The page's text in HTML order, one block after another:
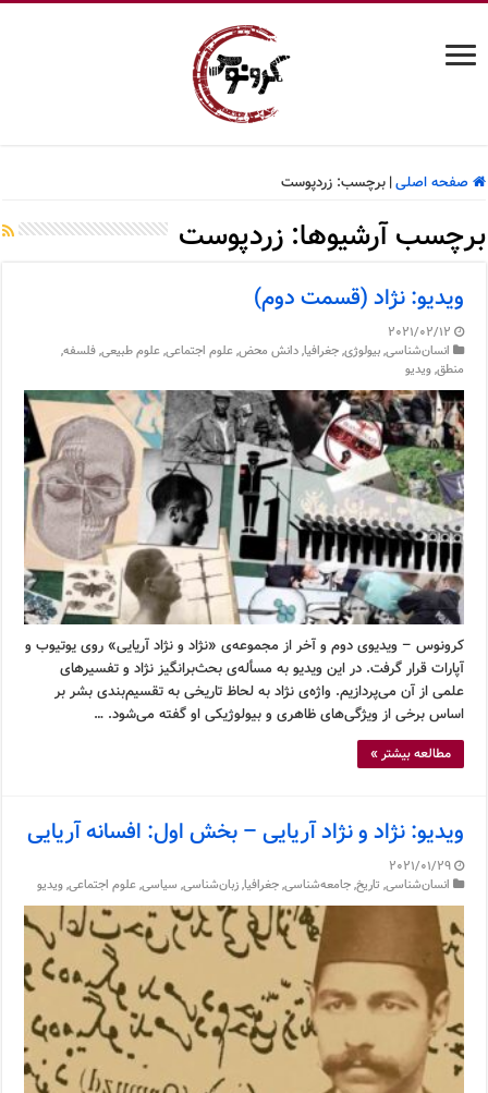
صفحه اصلی| برچسب:زردپوست
برچسب آرشیوها:زردپوست
ویدیو: نژاد (قسمت دوم)
2021/02/12
انسان‌شناسی,بیولوژی,جغرافیا,دانش محض,علوم اجتماعی,علوم طبیعی,فلسفه,
منطق,ویدیو
کرونوس – ویدیوی دوم و آخر از مجموعه‌ی «نژاد و نژاد آریایی» روی یوتیوب و
آپارات قرار گرفت. در این ویدیو به مسأله‌ی بحث‌برانگیز نژاد و تفسیرهای
علمی از آن می‌پردازیم. واژه‌ی نژاد به لحاظ تاریخی به تقسیم‌بندی بشر بر
اساس برخی از ویژگی‌های ظاهری و بیولوژیکی او گفته می‌شود. …
مطالعه بیشتر »
ویدیو: نژاد و نژاد آریایی – بخش اول: افسانه آریایی
2021/01/29
انسان‌شناسی, تاریخ,جامعه‌شناسی,جغرافیا,زبان‌شناسی, سیاسی,علوم اجتماعی,ویدیو